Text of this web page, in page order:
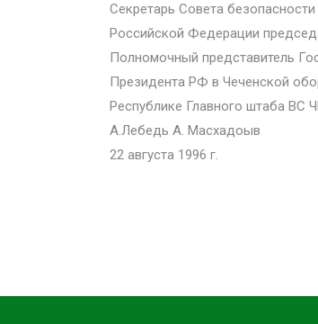
Секретарь Совета
Российской Федерации
Полномочный представитель
Президента РФ в Чеченской
Республике Главного штаба ВС
А.Лебедь А. Масхадоыв
22 августа 1996 г.